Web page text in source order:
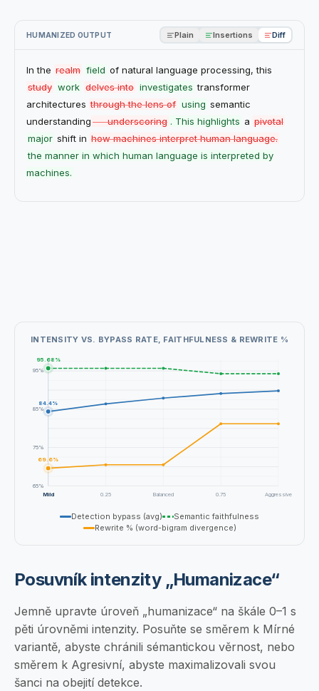
HUMANIZED OUTPUT Plain Insertions Diff
In the realm field of natural language processing, this
study work delves into investigates transformer
architectures through the lens of using semantic
understanding— underscoring . This highlights a pivotal
major shift in how machines interpret human language.
the manner in which human language is interpreted by
machines.
INTENSITY VS. BYPASS RATE, FAITHFULNESS & REWRITE %
65%
75%
85%
95%
Mild 0.25 Balanced 0.75 Aggressive
95.68 %
69.6%
84.4%
Detection bypass (avg)
Semantic faithfulness
Rewrite % (word-bigram divergence)
Posuvník intenzity „Humanizace“
Jemně upravte úroveň „humanizace“ na škále 0–1 s
pěti úrovněmi intenzity. Posuňte se směrem k Mírné
variantě, abyste chránili sémantickou věrnost, nebo
směrem k Agresivní, abyste maximalizovali svou
šanci na obejití detekce.